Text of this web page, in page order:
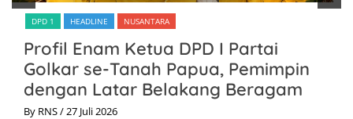
DPD 1 HEADLINE NUSANTARA
Profil Enam Ketua DPD I Partai
Golkar se-Tanah Papua, Pemimpin
dengan Latar Belakang Beragam
By RNS/ 27 Juli 2026